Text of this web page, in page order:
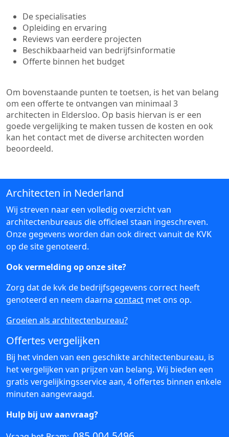
De specialisaties
Opleiding en ervaring
Reviews van eerdere projecten
Beschikbaarheid van bedrijfsinformatie
Offerte binnen het budget
Om bovenstaande punten te toetsen, is het van belang
om een offerte te ontvangen van minimaal 3
architecten in Eldersloo. Op basis hiervan is er een
goede vergelijking te maken tussen de kosten en ook
kan het contact met de diverse architecten worden
beoordeeld.
Architecten in Nederland
Wij streven naar een volledig overzicht van
architectenbureaus die officieel staan ingeschreven.
Onze gegevens worden dan ook direct vanuit de KVK
op de site genoteerd.
Ook vermelding op onze site?
Zorg dat de kvk de bedrijfsgegevens correct heeft
genoteerd en neem daarna contact met ons op.
Groeien als architectenbureau?
Offertes vergelijken
Bij het vinden van een geschikte architectenbureau, is
het vergelijken van prijzen van belang. Wij bieden een
gratis vergelijkingsservice aan, 4 offertes binnen enkele
minuten aangevraagd.
Hulp bij uw aanvraag?